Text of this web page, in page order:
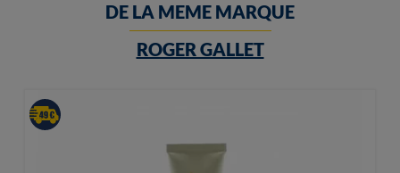
DE LA MEME MARQUE
ROGER GALLET